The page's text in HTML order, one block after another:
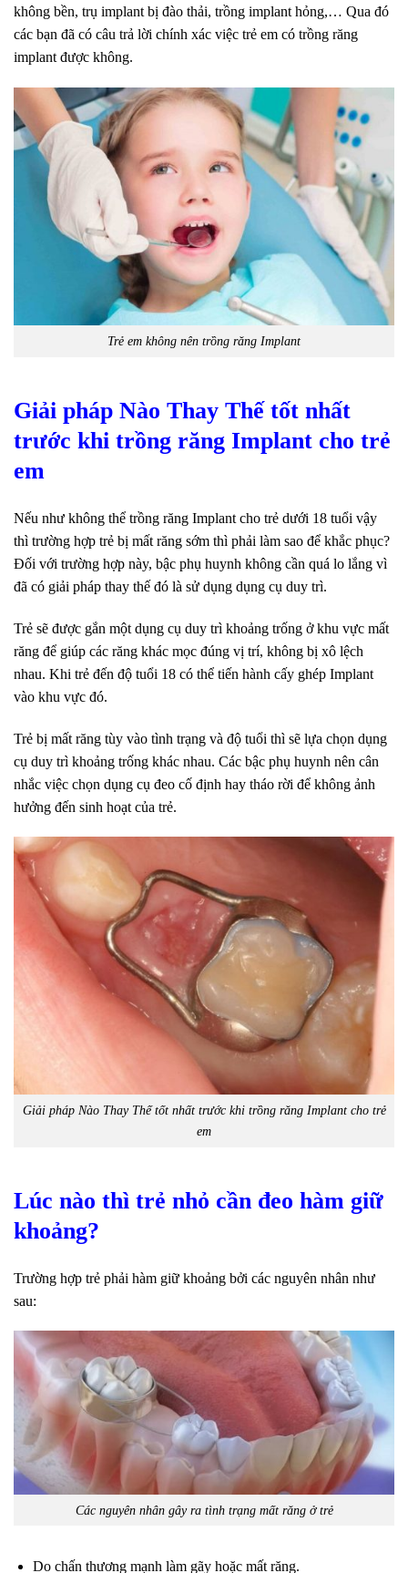
không bền, trụ implant bị đào thải, trồng implant hỏng,… Qua đó
các bạn đã có câu trả lời chính xác việc trẻ em có trồng răng
implant được không.
Trẻ em không nên trồng răng Implant
Giải pháp Nào Thay Thế tốt nhất
trước khi trồng răng Implant cho trẻ
em
Nếu như không thể trồng răng Implant cho trẻ dưới 18 tuổi vậy
thì trường hợp trẻ bị mất răng sớm thì phải làm sao để khắc phục?
Đối với trường hợp này, bậc phụ huynh không cần quá lo lắng vì
đã có giải pháp thay thế đó là sử dụng dụng cụ duy trì.
Trẻ sẽ được gắn một dụng cụ duy trì khoảng trống ở khu vực mất
răng để giúp các răng khác mọc đúng vị trí, không bị xô lệch
nhau. Khi trẻ đến độ tuổi 18 có thể tiến hành cấy ghép Implant
vào khu vực đó.
Trẻ bị mất răng tùy vào tình trạng và độ tuổi thì sẽ lựa chọn dụng
cụ duy trì khoảng trống khác nhau. Các bậc phụ huynh nên cân
nhắc việc chọn dụng cụ đeo cố định hay tháo rời để không ảnh
hưởng đến sinh hoạt của trẻ.
Giải pháp Nào Thay Thế tốt nhất trước khi trồng răng Implant cho trẻ
em
Lúc nào thì trẻ nhỏ cần đeo hàm giữ
khoảng?
Trường hợp trẻ phải hàm giữ khoảng bởi các nguyên nhân như
sau:
Các nguyên nhân gây ra tình trạng mất răng ở trẻ
Do chấn thương mạnh làm gãy hoặc mất răng.